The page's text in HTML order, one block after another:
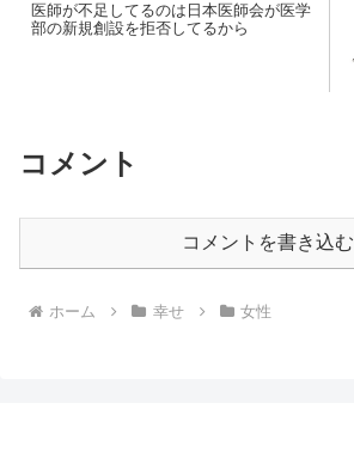
医師が不足してるのは日本医師会が医学
部の新規創設を拒否してるから
コメント
コメントを書き込む
ホーム 幸せ 女性